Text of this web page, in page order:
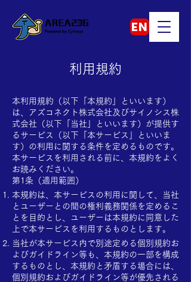
EN
利用規約
本利用規約（以下「本規約」といいます）
は、アズコネクト株式会社及びサイノシス株
式会社（以下「当社」といいます）が提供す
るサービス（以下「本サービス」といいま
す）の利用に関する条件を定めるものです。
本サービスを利用される前に、本規約をよく
お読みください。
第1条（適用範囲）
本規約は、本サービスの利用に関して、当社
とユーザーとの間の権利義務関係を定めるこ
とを目的とし、ユーザーは本規約に同意した
上で本サービスを利用するものとします。
当社が本サービス内で別途定める個別規約お
よびガイドライン等も、本規約の一部を構成
するものとし、本規約と矛盾する場合には、
個別規約およびガイドライン等が優先される